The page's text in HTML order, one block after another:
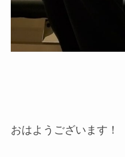
おはようございます！